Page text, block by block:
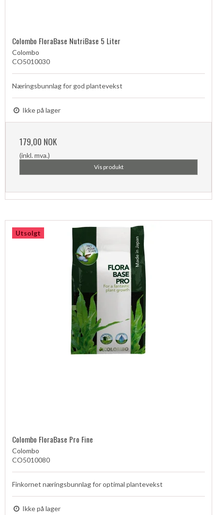
Colombo FloraBase NutriBase 5 Liter
Colombo
CO5010030
Næringsbunnlag for god plantevekst
Ikke på lager
179,00 NOK
(inkl. mva.)
Vis produkt
Utsolgt
Colombo FloraBase Pro Fine
Colombo
CO5010080
Finkornet næringsbunnlag for optimal plantevekst
Ikke på lager